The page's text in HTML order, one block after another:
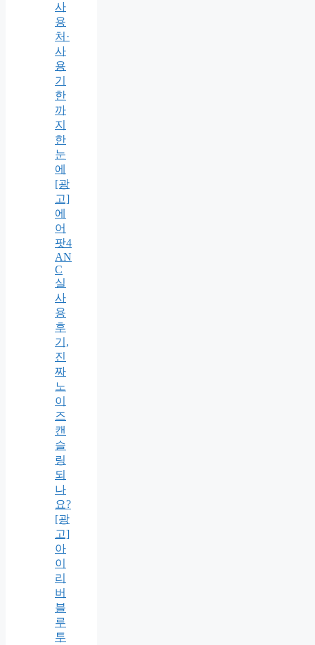
사
용
처·
사
용
기
한
까
지
한
눈
에
[광
고]
에
어
팟4
AN
C
실
사
용
후
기,
진
짜
노
이
즈
캔
슬
링
되
나
요?
[광
고]
아
이
리
버
블
루
투